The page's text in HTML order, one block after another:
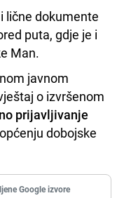
lične dokumente
puta, gdje je i
Man.
javnom
o izvršenom
prijavljivanje
dobojske
Google izvore